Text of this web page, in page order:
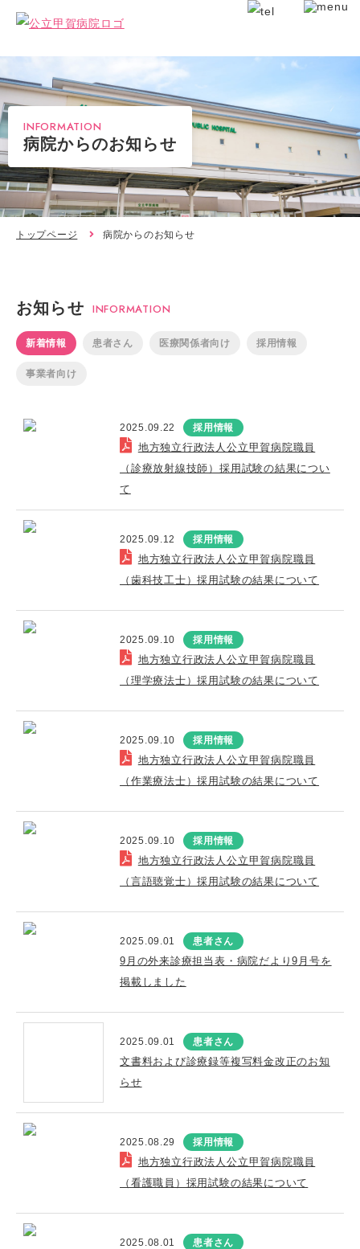
INFORMATION
病院からのお知らせ
トップページ 病院からのお知らせ
お知らせ INFORMATION
新着情報 患者さん 医療関係者向け 採用情報
事業者向け
2025.09.22 採用情報
地方独立行政法人公立甲賀病院職員
（診療放射線技師）採用試験の結果につい
て
2025.09.12 採用情報
地方独立行政法人公立甲賀病院職員
（歯科技工士）採用試験の結果について
2025.09.10 採用情報
地方独立行政法人公立甲賀病院職員
（理学療法士）採用試験の結果について
2025.09.10 採用情報
地方独立行政法人公立甲賀病院職員
（作業療法士）採用試験の結果について
2025.09.10 採用情報
地方独立行政法人公立甲賀病院職員
（言語聴覚士）採用試験の結果について
2025.09.01 患者さん
9月の外来診療担当表・病院だより9月号を
掲載しました
2025.09.01 患者さん
文書料および診療録等複写料金改正のお知
らせ
2025.08.29 採用情報
地方独立行政法人公立甲賀病院職員
（看護職員）採用試験の結果について
2025.08.01 患者さん